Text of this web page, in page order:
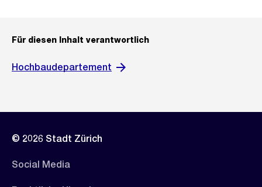
Für diesen Inhalt verantwortlich
Hochbaudepartement
© 2026 Stadt Zürich
Social Media